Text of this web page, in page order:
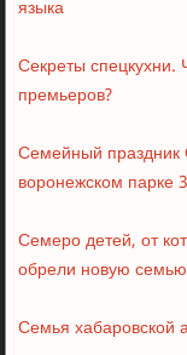
языка
Секреты спецкухни.
премьеров?
Семейный праздник
воронежском парке
Семеро детей, от
обрели новую
Семья хабаровской